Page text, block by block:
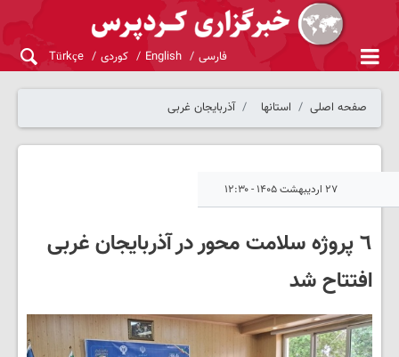
فارسی English کوردی Türkçe
صفحه اصلی استانها آذربایجان غربی
۲۷ اردیبهشت ۱۴۰۵ - ۱۲:۳۰
٦ پروژه سلامت محور در آذربایجان غربی
افتتاح شد